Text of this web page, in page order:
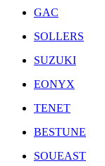
GAC
SOLLERS
SUZUKI
EONYX
TENET
BESTUNE
SOUEAST